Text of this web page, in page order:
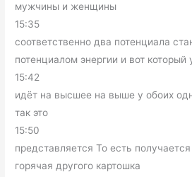
мужчины и женщины
15:35
соответственно два потенциала
потенциалом энергии и вот который
15:42
идёт на высшее на выше у обоих
так это
15:50
представляется То есть
горячая другого картошка